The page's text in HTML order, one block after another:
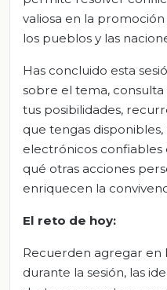
valiosa en la
los pueblos y las
Has concluido esta
sobre el tema,
tus posibilidades,
que tengas
electrónicos
qué otras acciones
enriquecen la
El reto de hoy:
Recuerden agregar en
durante la sesión, las